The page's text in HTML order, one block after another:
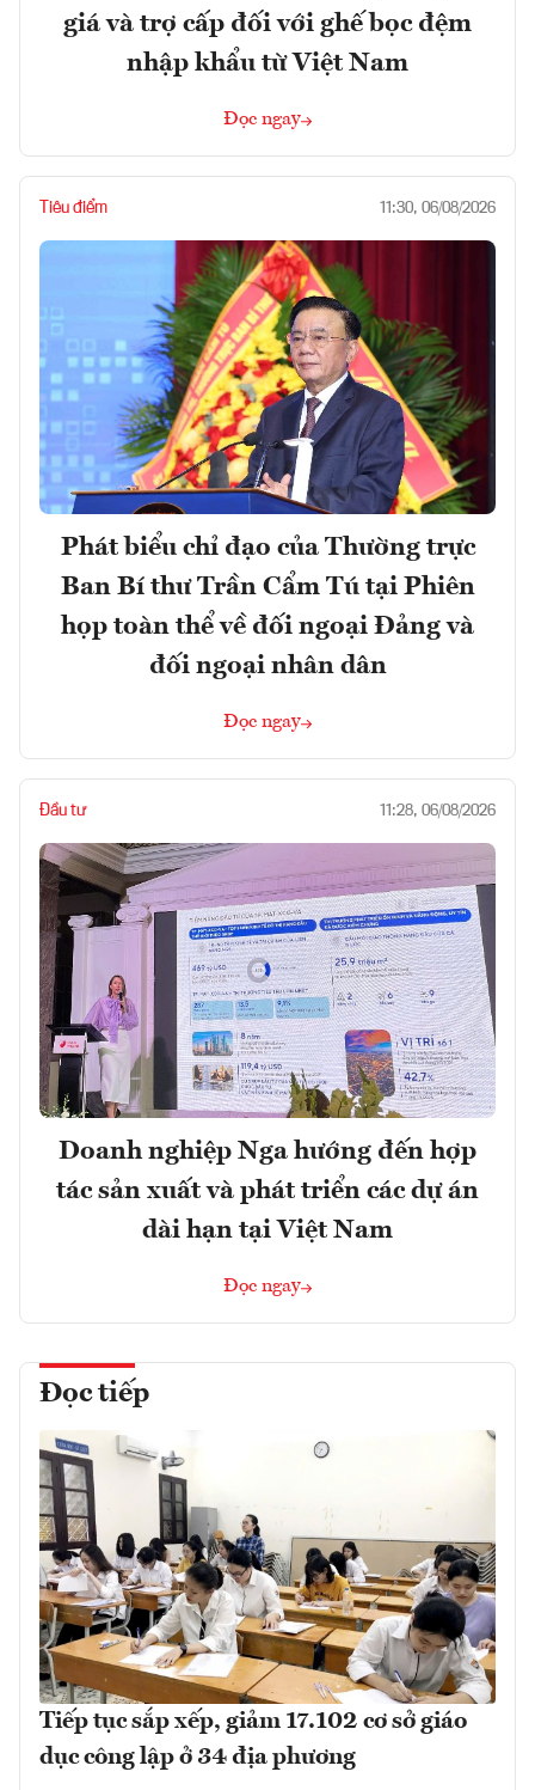
giá và trợ cấp đối với ghế bọc đệm
nhập khẩu từ Việt Nam
Đọc ngay
Tiêu điểm 11:30, 06/08/2026
Phát biểu chỉ đạo của Thường trực
Ban Bí thư Trần Cẩm Tú tại Phiên
họp toàn thể về đối ngoại Đảng và
đối ngoại nhân dân
Đọc ngay
Đầu tư 11:28, 06/08/2026
Doanh nghiệp Nga hướng đến hợp
tác sản xuất và phát triển các dự án
dài hạn tại Việt Nam
Đọc ngay
Đọc tiếp
Tiếp tục sắp xếp, giảm 17.102 cơ sở giáo
dục công lập ở 34 địa phương